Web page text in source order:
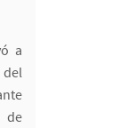
a
de